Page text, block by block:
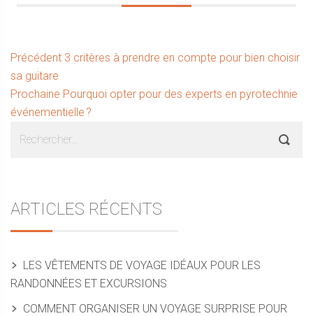
Navigation
de
l’article
Précédent Article
3 critères à prendre en compte pour bien choisir
sa guitare
Prochaine Article
suivant :
Pourquoi opter pour des experts en pyrotechnie
événementielle ?
Sidebar
ARTICLES RÉCENTS
LES VÊTEMENTS DE VOYAGE IDÉAUX POUR LES
RANDONNÉES ET EXCURSIONS
COMMENT ORGANISER UN VOYAGE SURPRISE POUR